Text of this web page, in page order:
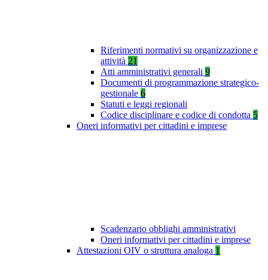
Riferimenti normativi su organizzazione e
attività 21
Atti amministrativi generali 9
Documenti di programmazione strategico-
gestionale 6
Statuti e leggi regionali
Codice disciplinare e codice di condotta 5
Oneri informativi per cittadini e imprese
Scadenzario obblighi amministrativi
Oneri informativi per cittadini e imprese
Attestazioni OIV o struttura analoga 1